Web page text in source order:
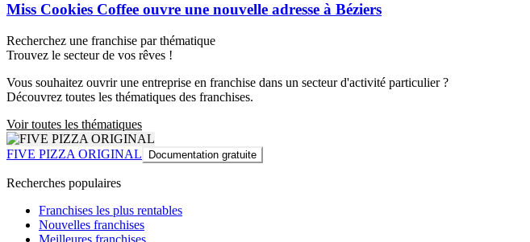
Miss Cookies Coffee ouvre une nouvelle adresse à Béziers
Recherchez une franchise par thématique
Trouvez le secteur de vos rêves !
Vous souhaitez ouvrir une entreprise en franchise dans un secteur d'activité particulier ?
Découvrez toutes les thématiques des franchises.
Voir toutes les thématiques
FIVE PIZZA ORIGINAL Documentation gratuite
Recherches populaires
Franchises les plus rentables
Nouvelles franchises
Meilleures franchises